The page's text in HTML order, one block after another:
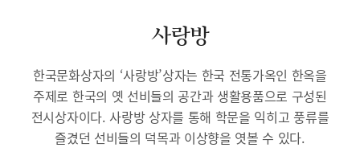
사랑방
한국문화상자의 ‘사랑방’상자는 한국 전통가옥인 한옥을
주제로 한국의 옛 선비들의 공간과 생활용품으로 구성된
전시상자이다. 사랑방 상자를 통해 학문을 익히고 풍류를
즐겼던 선비들의 덕목과 이상향을 엿볼 수 있다.